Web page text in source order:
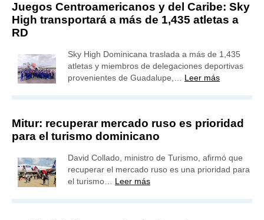
Juegos Centroamericanos y del Caribe: Sky
High transportará a más de 1,435 atletas a
RD
Sky High Dominicana traslada a más de 1,435
atletas y miembros de delegaciones deportivas
provenientes de Guadalupe,… Leer más
Mitur: recuperar mercado ruso es prioridad
para el turismo dominicano
David Collado, ministro de Turismo, afirmó que
recuperar el mercado ruso es una prioridad para
el turismo… Leer más